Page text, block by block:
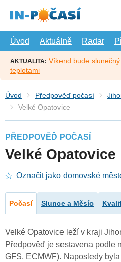
hlavní
Úvod
Aktuálně Radar
AKTUALITA: Víkend bude
teplotami
Úvod Předpověď počasí
Velké Opatovice
PŘEDPOVĚĎ POČASÍ
Velké Opatovice
Označit jako domovské
Počasí Slunce a Měsíc
Velké Opatovice leží v kraji
Předpověď je sestavena podle
GFS, ECMWF). Naposledy